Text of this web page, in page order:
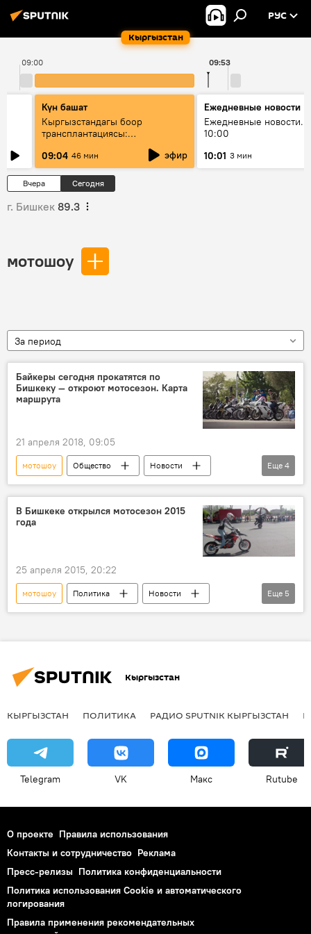
Кыргызстан
РУС
09:00 09:53
Күн башат
Кыргызстандагы боор
трансплантациясы:
жетишкендиктер жана өнүгүү
келечеги
09:04 46 мин эфир
Ежедневные новости
Ежедневные новости.
10:00
10:01 3 мин
Вчера Сегодня
г. Бишкек 89.3
мотошоу
За период
Байкеры сегодня прокатятся по
Бишкеку — откроют мотосезон. Карта
маршрута
21 апреля 2018, 09:05
мотошоу Общество
Новости
Кыргызстан
Бишкек
Мэрия города Бишкек
мотоциклы
Еще 4
В Бишкеке открылся мотосезон 2015
года
25 апреля 2015, 20:22
мотошоу Политика
Новости
Кыргызстан
Общество
спорт
Еще 5
Кыргызстан
КЫРГЫЗСТАН ПОЛИТИКА РАДИО SPUTNIK КЫРГЫЗСТАН
Telegram VK Макс Rutube
О проекте Правила использования
Контакты и сотрудничество Реклама
Пресс-релизы Политика конфиденциальности
Политика использования Cookie и автоматического
логирования
Правила применения рекомендательных